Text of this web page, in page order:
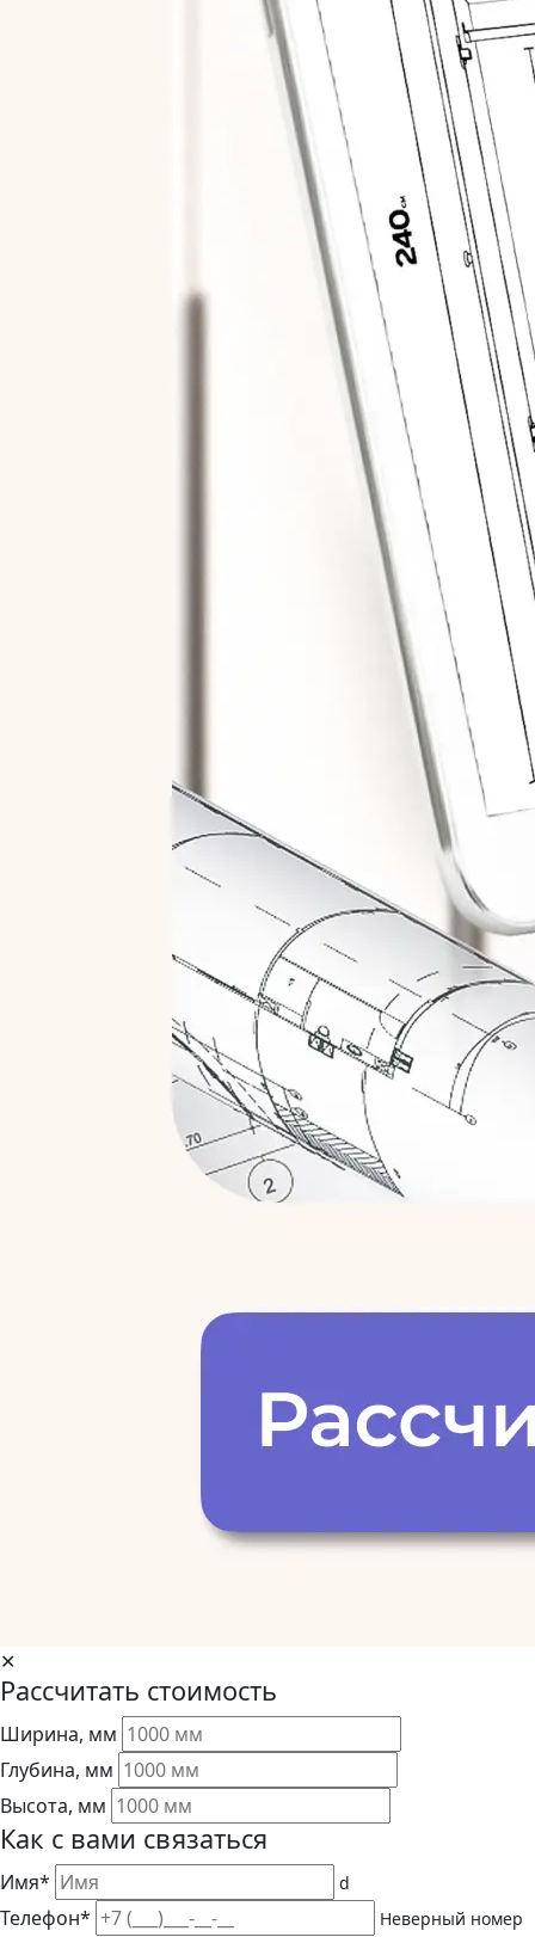
✕
Рассчитать стоимость
Ширина, мм
Глубина, мм
Высота, мм
Как с вами связаться
Имя* d
Телефон*
Неверный номер